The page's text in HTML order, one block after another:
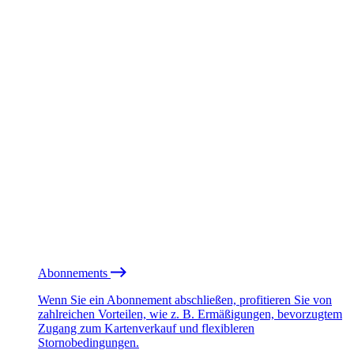
Abonnements
Wenn Sie ein Abonnement abschließen, profitieren Sie von
zahlreichen Vorteilen, wie z. B. Ermäßigungen, bevorzugtem
Zugang zum Kartenverkauf und flexibleren
Stornobedingungen.